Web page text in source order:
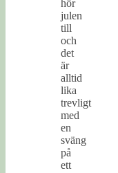
hör
julen
till
och
det
är
alltid
lika
trevligt
med
en
sväng
på
ett